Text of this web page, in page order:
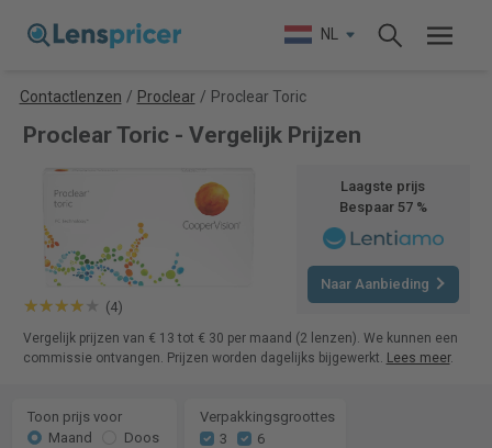
NL
Contactlenzen / Proclear / Proclear Toric
Proclear Toric - Vergelijk Prijzen
(4)
Laagste prijs
Bespaar 57 %
Naar Aanbieding
Vergelijk prijzen van € 13 tot € 30 per maand (2 lenzen). We kunnen een
commissie ontvangen. Prijzen worden dagelijks bijgewerkt. Lees meer.
Toon prijs voor
Maand
Doos
Verpakkingsgroottes
3
6